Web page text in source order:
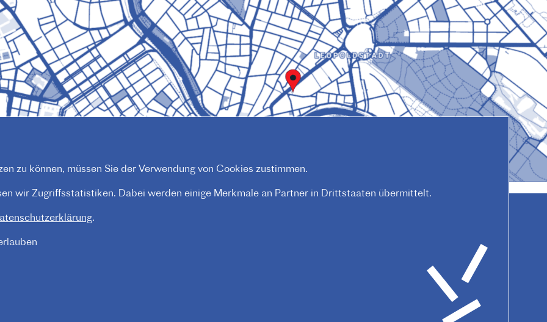
zu können, müssen Sie der Verwendung von Cookies zustimmen.
wir Zugriffsstatistiken. Dabei werden einige Merkmale an Partner in Drittstaaten übermittelt.
.